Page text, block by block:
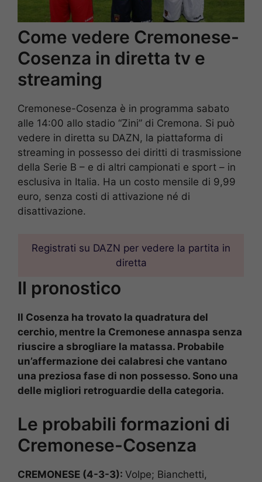
Come vedere Cremonese-
Cosenza in diretta tv e
streaming
Cremonese-Cosenza è in programma sabato
alle 14:00 allo stadio “Zini” di Cremona. Si può
vedere in diretta su DAZN, la piattaforma di
streaming in possesso dei diritti di trasmissione
della Serie B – e di altri campionati e sport – in
esclusiva in Italia. Ha un costo mensile di 9,99
euro, senza costi di attivazione né di
disattivazione.
Registrati su DAZN per vedere la partita in
diretta
Il pronostico
Il Cosenza ha trovato la quadratura del
cerchio, mentre la Cremonese annaspa senza
riuscire a sbrogliare la matassa. Probabile
un’affermazione dei calabresi che vantano
una preziosa fase di non possesso. Sono una
delle migliori retroguardie della categoria.
Le probabili formazioni di
Cremonese-Cosenza
CREMONESE (4-3-3): Volpe; Bianchetti,